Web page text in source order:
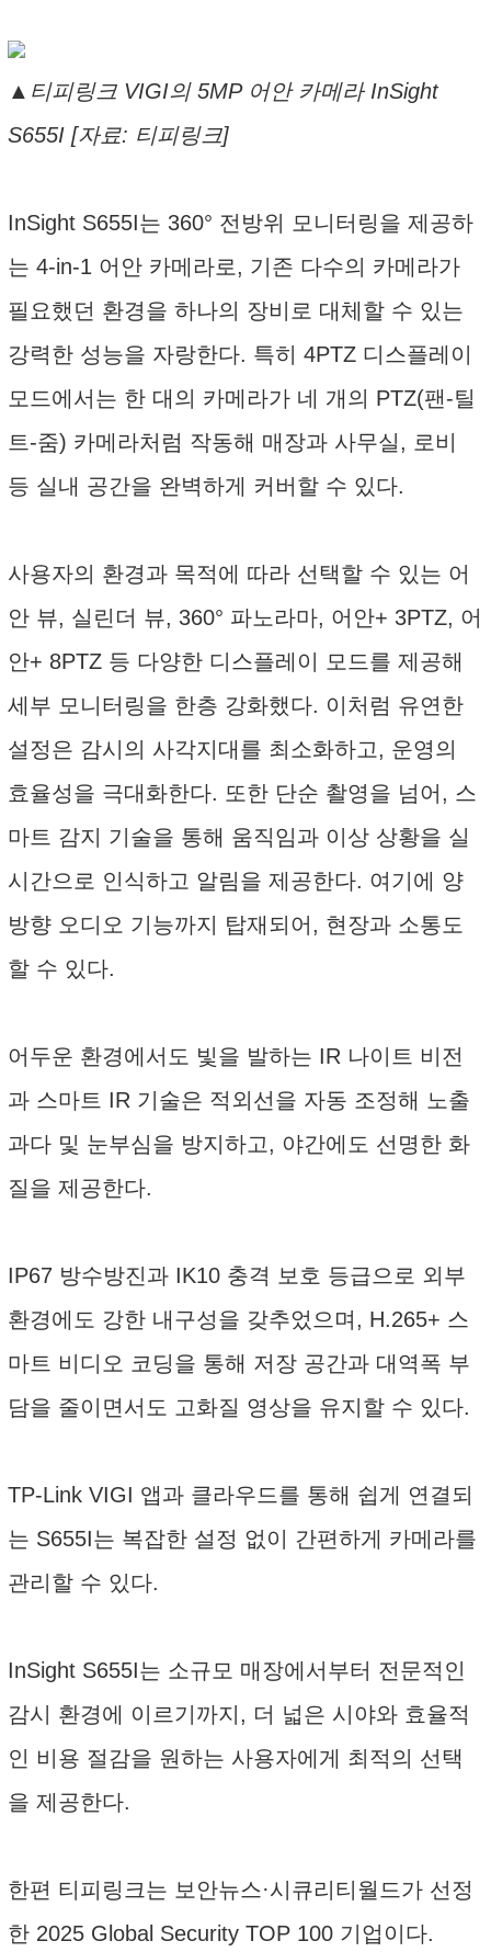
▲티피링크 VIGI의 5MP 어안 카메라 InSight
S655I [자료: 티피링크]
InSight S655I는 360° 전방위 모니터링을 제공하
는 4-in-1 어안 카메라로, 기존 다수의 카메라가
필요했던 환경을 하나의 장비로 대체할 수 있는
강력한 성능을 자랑한다. 특히 4PTZ 디스플레이
모드에서는 한 대의 카메라가 네 개의 PTZ(팬-틸
트-줌) 카메라처럼 작동해 매장과 사무실, 로비
등 실내 공간을 완벽하게 커버할 수 있다.
사용자의 환경과 목적에 따라 선택할 수 있는 어
안 뷰, 실린더 뷰, 360° 파노라마, 어안+ 3PTZ, 어
안+ 8PTZ 등 다양한 디스플레이 모드를 제공해
세부 모니터링을 한층 강화했다. 이처럼 유연한
설정은 감시의 사각지대를 최소화하고, 운영의
효율성을 극대화한다. 또한 단순 촬영을 넘어, 스
마트 감지 기술을 통해 움직임과 이상 상황을 실
시간으로 인식하고 알림을 제공한다. 여기에 양
방향 오디오 기능까지 탑재되어, 현장과 소통도
할 수 있다.
어두운 환경에서도 빛을 발하는 IR 나이트 비전
과 스마트 IR 기술은 적외선을 자동 조정해 노출
과다 및 눈부심을 방지하고, 야간에도 선명한 화
질을 제공한다.
IP67 방수방진과 IK10 충격 보호 등급으로 외부
환경에도 강한 내구성을 갖추었으며, H.265+ 스
마트 비디오 코딩을 통해 저장 공간과 대역폭 부
담을 줄이면서도 고화질 영상을 유지할 수 있다.
TP-Link VIGI 앱과 클라우드를 통해 쉽게 연결되
는 S655I는 복잡한 설정 없이 간편하게 카메라를
관리할 수 있다.
InSight S655I는 소규모 매장에서부터 전문적인
감시 환경에 이르기까지, 더 넓은 시야와 효율적
인 비용 절감을 원하는 사용자에게 최적의 선택
을 제공한다.
한편 티피링크는 보안뉴스·시큐리티월드가 선정
한 2025 Global Security TOP 100 기업이다.